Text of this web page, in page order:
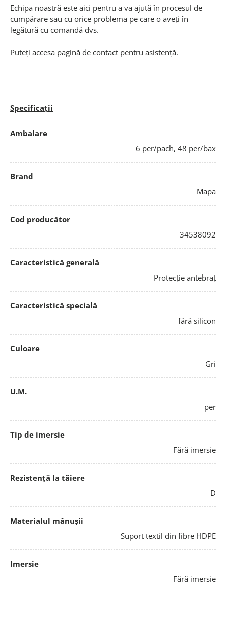
Echipa noastră este aici pentru a va ajută în procesul de
cumpărare sau cu orice problema pe care o aveți în
legătură cu comandă dvs.
Puteți accesa pagină de contact pentru asistență.
Specificații
Ambalare
6 per/pach, 48 per/bax
Brand
Mapa
Cod producător
34538092
Caracteristică generală
Protecție antebraț
Caracteristică specială
fără silicon
Culoare
Gri
U.M.
per
Tip de imersie
Fără imersie
Rezistență la tăiere
D
Materialul mânușii
Suport textil din fibre HDPE
Imersie
Fără imersie